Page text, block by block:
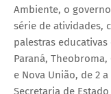
Ambiente, o
série de atividades,
palestras
Paraná,
e Nova União, de 2
Secretaria de